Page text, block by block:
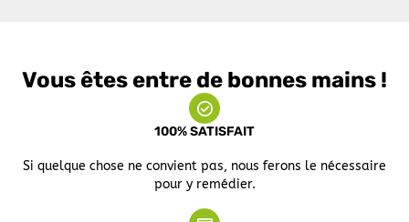
Vous êtes entre de bonnes mains !
100% SATISFAIT
Si quelque chose ne convient pas, nous ferons le nécessaire
pour y remédier.